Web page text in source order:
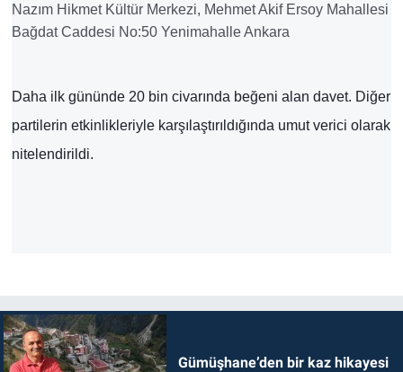
Nazım Hikmet Kültür Merkezi, Mehmet Akif Ersoy Mahallesi
Bağdat Caddesi No:50 Yenimahalle Ankara
Daha ilk gününde 20 bin civarında beğeni alan davet. Diğer
partilerin etkinlikleriyle karşılaştırıldığında umut verici olarak
nitelendirildi.
Gümüşhane’den bir kaz hikayesi